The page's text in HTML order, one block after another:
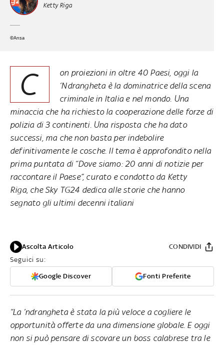
Ketty Riga
©Ansa
C
on proiezioni in oltre 40 Paesi, oggi la
‘Ndrangheta è la dominatrice della scena
criminale in Italia e nel mondo. Una
minaccia che ha richiesto la cooperazione delle forze di
polizia di 3 continenti. Una risposta che ha dato
successi, ma che non basta per indebolire
definitivamente le cosche. Il tema è approfondito nella
prima puntata di “Dove siamo: 20 anni di notizie per
raccontare il Paese”, curato e condotto da Ketty
Riga, che Sky TG24 dedica alle storie che hanno
segnato gli ultimi decenni italiani
Ascolta Articolo
Seguici su:
Google Discover Fonti Preferite
CONDIVIDI
“La ‘ndrangheta è stata la più veloce a cogliere le
opportunità offerte da una dimensione globale. E oggi
non si può pensare di scovare un boss calabrese tra le